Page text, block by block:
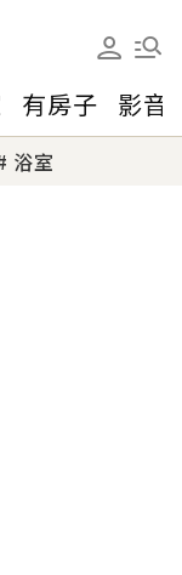
有房子 影音
浴室